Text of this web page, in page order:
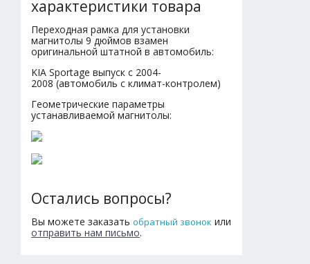
характеристики товара
Переходная рамка для установки
магнитолы 9 дюймов взамен
оригинальной штатной в автомобиль:
KIA Sportage выпуск с 2004-
2008 (автомобиль с климат-контролем)
Геометрические параметры
устанавливаемой магнитолы:
Остались вопросы?
Вы можете заказать обратный звонок или
отправить нам письмо.